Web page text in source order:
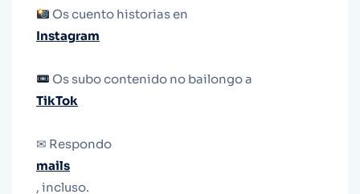
Os cuento historias en
Instagram
Os subo contenido no bailongo a
TikTok
✉ Respondo
mails
, incluso.